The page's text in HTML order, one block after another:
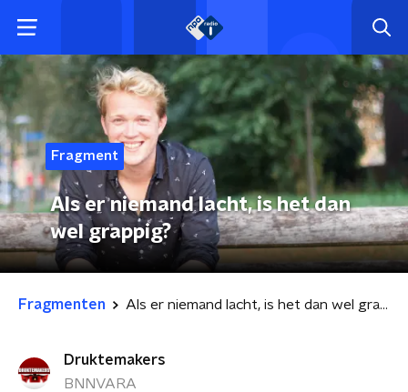
Fragment
Als er niemand lacht, is het dan
wel grappig?
Fragmenten Als er niemand lacht, is het dan wel grappig?
Druktemakers
BNNVARA